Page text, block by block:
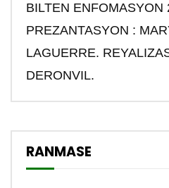
BILTEN ENFOMASYON
PREZANTASYON :
LAGUERRE.
DERONVIL.
RANMASE